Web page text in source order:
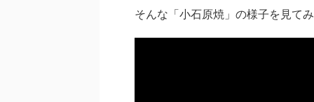
そんな「小石原焼」の様子を見てみ